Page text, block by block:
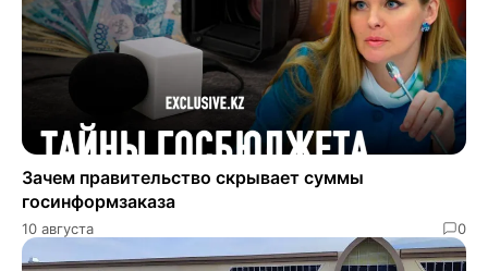
Зачем правительство скрывает суммы
госинформзаказа
10 августа 0